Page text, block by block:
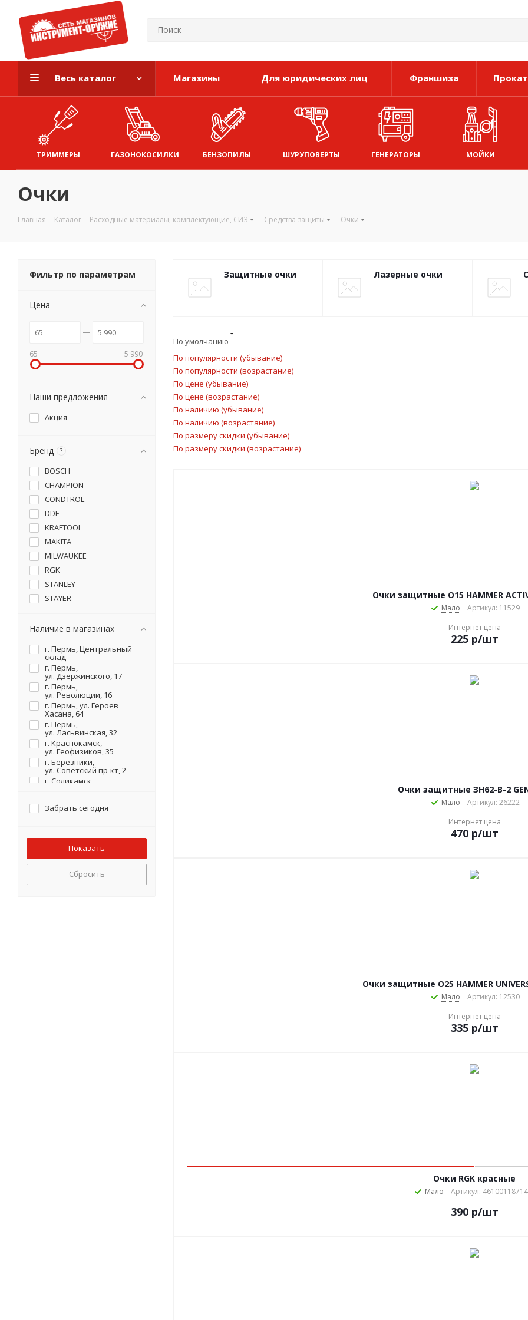
Весь каталог Магазины Для юридических лиц Франшиза Прокат
ТРИММЕРЫ ГАЗОНОКОСИЛКИ БЕНЗОПИЛЫ ШУРУПОВЕРТЫ ГЕНЕРАТОРЫ МОЙКИ
Очки
Главная - Каталог - Расходные материалы, комплектующие, СИЗ - Средства защиты - Очки
Защитные очки Лазерные очки
По умолчанию
По популярности (убывание)
По популярности (возрастание)
По цене (убывание)
По цене (возрастание)
По наличию (убывание)
По наличию (возрастание)
По размеру скидки (убывание)
По размеру скидки (возрастание)
Очки защитные О15 HAMMER
Мало
Артикул: 11529
Интернет цена
225р/шт
Очки защитные ЗН62-В-2
Мало
Артикул: 26222
Интернет цена
470р/шт
Очки защитные О25 HAMMER
Мало
Артикул: 12530
Интернет цена
335р/шт
Очки RGK красные
Мало Артикул:
390р/шт
Фильтр по параметрам
Цена
65 5 990
Наши предложения
Акция
Бренд ?
BOSCH
CHAMPION
CONDTROL
DDE
KRAFTOOL
MAKITA
MILWAUKEE
RGK
STANLEY
STAYER
WURTH
Наличие в магазинах
г. Пермь, Центральный
склад
г. Пермь,
ул. Дзержинского, 17
г. Пермь,
ул. Революции, 16
г. Пермь, ул. Героев
Хасана, 64
г. Пермь,
ул. Ласьвинская, 32
г. Краснокамск,
ул. Геофизиков, 35
г. Березники,
ул. Советский пр-кт, 2
г. Соликамск,
Забрать сегодня
Сбросить